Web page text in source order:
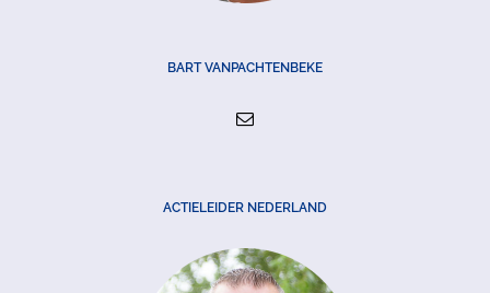
BART VANPACHTENBEKE
ACTIELEIDER NEDERLAND